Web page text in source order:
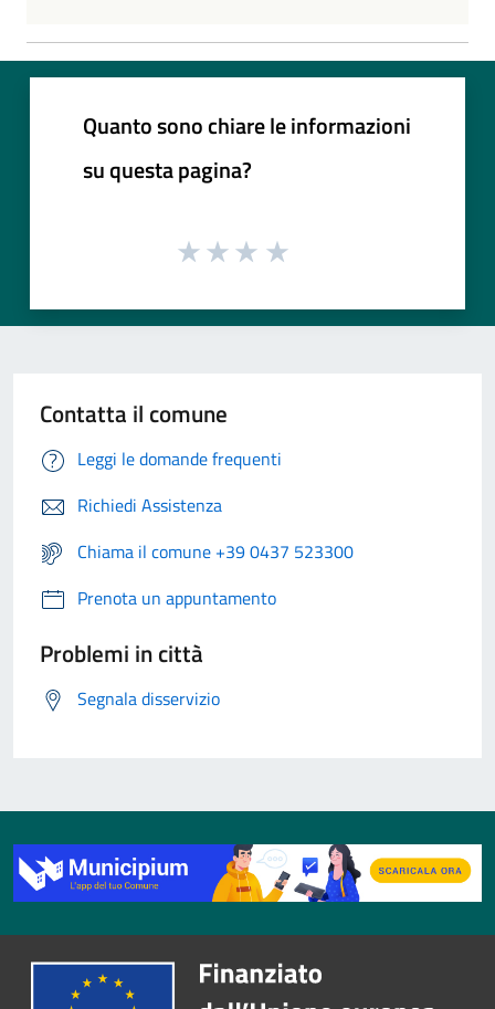
Quanto sono chiare le informazioni
su questa pagina?
Contatta il comune
Leggi le domande frequenti
Richiedi Assistenza
Chiama il comune +39 0437 523300
Prenota un appuntamento
Problemi in città
Segnala disservizio